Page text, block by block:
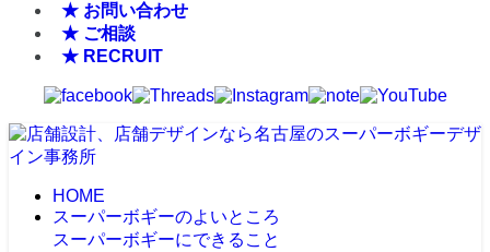
★ お問い合わせ
★ ご相談
★ RECRUIT
HOME
スーパーボギーのよいところ
スーパーボギーにできること